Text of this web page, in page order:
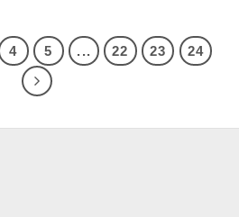
4 5 ... 22 23 24